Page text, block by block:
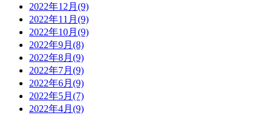
2022年12月(9)
2022年11月(9)
2022年10月(9)
2022年9月(8)
2022年8月(9)
2022年7月(9)
2022年6月(9)
2022年5月(7)
2022年4月(9)